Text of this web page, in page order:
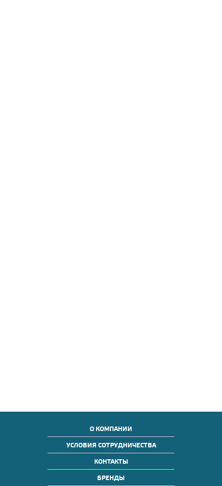
О КОМПАНИИ
УСЛОВИЯ СОТРУДНИЧЕСТВА
КОНТАКТЫ
БРЕНДЫ